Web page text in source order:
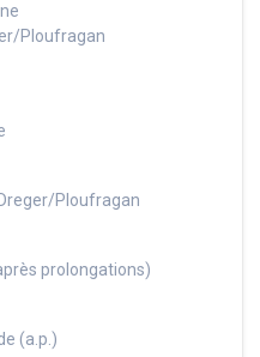
Ploufragan
Ploufragan
prolongations)
(a.p.)